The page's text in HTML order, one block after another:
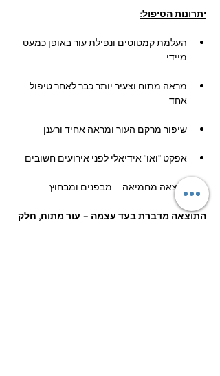
יתרונות הטיפול:
העלמת קמטוטים ונפילת עור באופן כמעט
מיידי
מראה מתוח וצעיר יותר כבר לאחר טיפול
אחד
שיפור מרקם העור ומראה אחיד ורענן
אפקט "ואו" אידיאלי לפני אירועים חשובים
תוצאה מחמיאה – מבפנים ומבחוץ
התוצאה מדברת בעד עצמה – עור מתוח, חלק